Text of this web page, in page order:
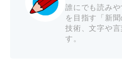
誰にでも読み
を目指す「新
技術、文字や
す。